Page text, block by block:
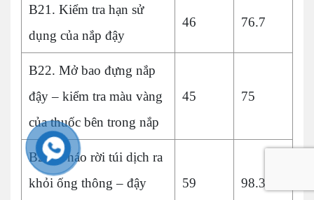
B21. Kiểm tra hạn sử
dụng của nắp đậy
46 76.7
B22. Mở bao đựng nắp
đậy – kiểm tra màu vàng
của thuốc bên trong nắp
45 75
B23. Tháo rời túi dịch ra
khỏi ống thông – đậy
59 98.3